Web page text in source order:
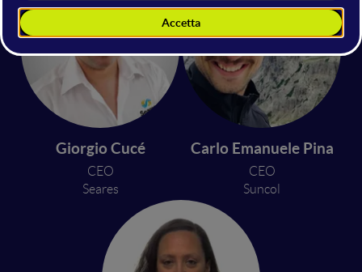
Giorgio Cucé
CEO
Seares
Carlo Emanuele Pina
CEO
Suncol